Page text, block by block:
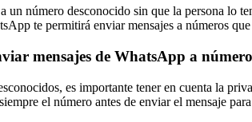
número desconocido sin que la persona lo
te permitirá enviar mensajes a números
mensajes de WhatsApp a
es importante tener en cuenta la
el número antes de enviar el mensaje